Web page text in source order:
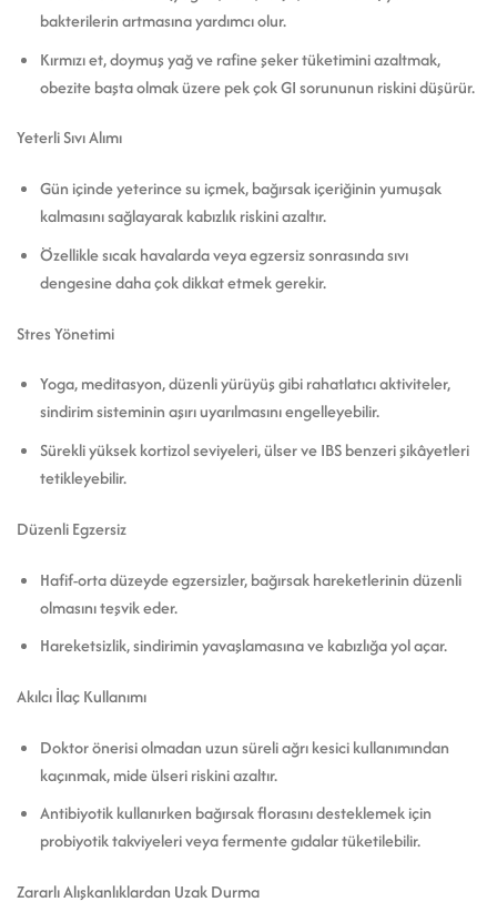
bakterilerin artmasına yardımcı olur.
Kırmızı et, doymuş yağ ve rafine şeker tüketimini azaltmak,
obezite başta olmak üzere pek çok GI sorununun riskini düşürür.
Yeterli Sıvı Alımı
Gün içinde yeterince su içmek, bağırsak içeriğinin yumuşak
kalmasını sağlayarak kabızlık riskini azaltır.
Özellikle sıcak havalarda veya egzersiz sonrasında sıvı
dengesine daha çok dikkat etmek gerekir.
Stres Yönetimi
Yoga, meditasyon, düzenli yürüyüş gibi rahatlatıcı aktiviteler,
sindirim sisteminin aşırı uyarılmasını engelleyebilir.
Sürekli yüksek kortizol seviyeleri, ülser ve IBS benzeri şikâyetleri
tetikleyebilir.
Düzenli Egzersiz
Hafif-orta düzeyde egzersizler, bağırsak hareketlerinin düzenli
olmasını teşvik eder.
Hareketsizlik, sindirimin yavaşlamasına ve kabızlığa yol açar.
Akılcı İlaç Kullanımı
Doktor önerisi olmadan uzun süreli ağrı kesici kullanımından
kaçınmak, mide ülseri riskini azaltır.
Antibiyotik kullanırken bağırsak florasını desteklemek için
probiyotik takviyeleri veya fermente gıdalar tüketilebilir.
Zararlı Alışkanlıklardan Uzak Durma